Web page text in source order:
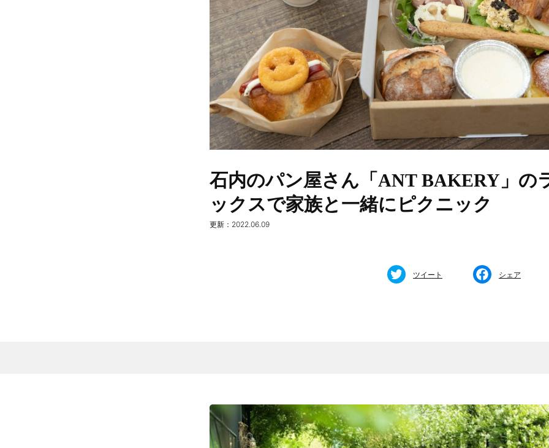
石内のパン屋さん「ANT BAKERY」の
ックスで家族と一緒にピクニック
更新：2022.06.09
ツイート シェア